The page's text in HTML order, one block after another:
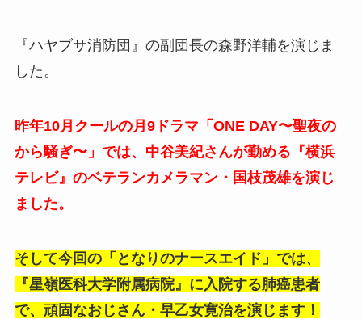
『ハヤブサ消防団』の副団長の森野洋輔を演じま
した。
昨年10月クールの月9ドラマ「ONE DAY〜聖夜の
から騒ぎ〜」では、中谷美紀さんが勤める『横浜
テレビ』のベテランカメラマン・国枝茂雄を演じ
ました。
そして今回の「となりのナースエイド」では、
『星嶺医科大学附属病院』に入院する肺癌患者
で、頑固なおじさん・早乙女寛治を演じます！